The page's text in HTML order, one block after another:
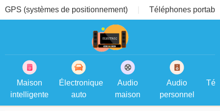
GPS (systèmes de positionnement) Téléphones
Maison
intelligente
Électronique
auto
Audio
maison
Audio
personnel